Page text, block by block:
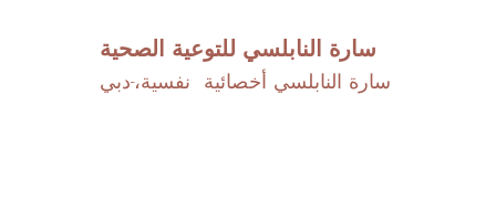
سارة النابلسي للتوعية الصحية
سارة النابلسي أخصائية نفسية،-دبي